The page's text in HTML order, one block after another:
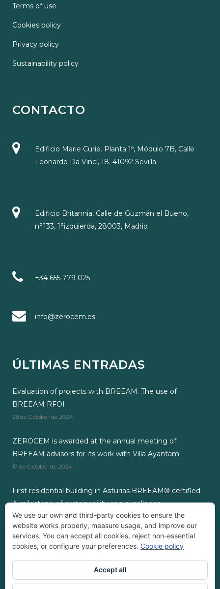
Terms of use
Cookies policy
Privacy policy
Sustainability policy
CONTACTO
Edificio Marie Curie. Planta 1º, Módulo 7B, Calle
Leonardo Da Vinci, 18. 41092 Sevilla.
Edificio Britannia, Calle de Guzmán el Bueno,
n°133, 1°izquierda, 28003, Madrid
+34 655 779 025
info@zerocem.es
ÚLTIMAS ENTRADAS
Evaluation of projects with BREEAM. The use of
BREEAM RFOI
28 de October de 2024
ZEROCEM is awarded at the annual meeting of
BREEAM advisors for its work with Villa Ayantam
17 de October de 2024
First residential building in Asturias BREEAM® certified:
A milestone of sustainability and excellence.
3 de September de 2024
Empresa Registrada ZEROCEM®
We use our own and third-party cookies to ensure the
website works properly, measure usage, and improve our
services. You can accept all cookies, reject non-essential
cookies, or configure your preferences. Cookie policy
Accept all